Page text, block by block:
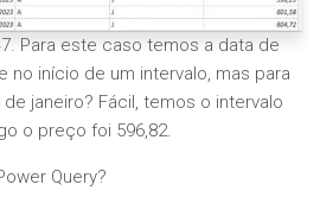
Para este caso temos a data de
no início de um intervalo, mas para
janeiro? Fácil, temos o intervalo
o preço foi 596,82.
Query?